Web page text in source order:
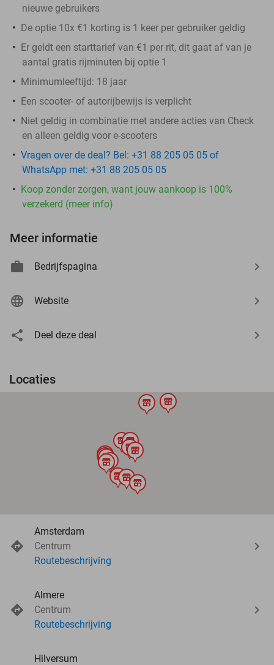
nieuwe gebruikers
De optie 10x €1 korting is 1 keer per gebruiker geldig
Er geldt een starttarief van €1 per rit, dit gaat af van je
aantal gratis rijminuten bij optie 1
Minimumleeftijd: 18 jaar
Een scooter- of autorijbewijs is verplicht
Niet geldig in combinatie met andere acties van Check
en alleen geldig voor e-scooters
Vragen over de deal? Bel: +31 88 205 05 05 of
WhatsApp met: +31 88 205 05 05
Koop zonder zorgen, want jouw aankoop is 100%
verzekerd (meer info)
Meer informatie
Bedrijfspagina
Website
Deel deze deal
Locaties
storestore
storestore
store
store
store
store
store
storestore
store
store
store
Amsterdam
Centrum
Routebeschrijving
Almere
Centrum
Routebeschrijving
Hilversum